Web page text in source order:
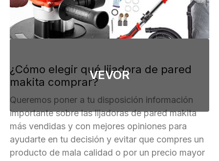
VEVOR
¿Cómo elegir qué lijadora de pared
makita comprar?
Queremos poner a tu disposición información
importante sobre las lijadoras de pared makita
más vendidas y con mejores opiniones para
ayudarte en tu decisión y evitar que compres un
producto de mala calidad o por un precio mayor